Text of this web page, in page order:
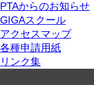
PTAからのお知らせ
GIGAスクール
アクセスマップ
各種申請用紙
リンク集